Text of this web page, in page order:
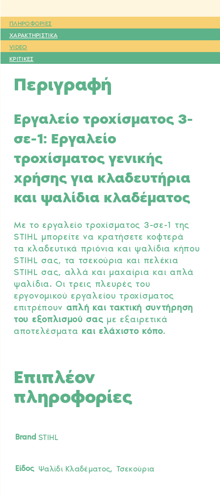
ΠΛΗΡΟΦΟΡΙΕΣ
ΧΑΡΑΚΤΗΡΙΣΤΙΚΑ
VIDEO
ΚΡΙΤΙΚΕΣ
Περιγραφή
Εργαλείο τροχίσματος 3-
σε-1: Εργαλείο
τροχίσματος γενικής
χρήσης για κλαδευτήρια
και ψαλίδια κλαδέματος
Με το εργαλείο τροχίσματος 3-σε-1 της
STIHL μπορείτε να κρατήσετε κοφτερά
τα κλαδευτικά πριόνια και ψαλίδια κήπου
STIHL σας, τα τσεκούρια και πελέκια
STIHL σας, αλλά και μαχαίρια και απλά
ψαλίδια. Οι τρεις πλευρές του
εργονομικού εργαλείου τροχίσματος
επιτρέπουν απλή και τακτική συντήρηση
του εξοπλισμού σας με εξαιρετικά
αποτελέσματα και ελάχιστο κόπο.
Επιπλέον
πληροφορίες
Brand STIHL
Είδος Ψαλίδι Κλαδέματος, Τσεκούρια